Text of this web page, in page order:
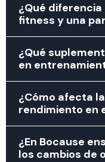
¿Qué
fitness y una
¿Qué
en
¿Cómo afecta
rendimiento en
¿En Bocause
los cambios de